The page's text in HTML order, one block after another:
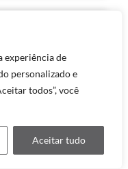
experiência de
personalizado e
todos”, você
Aceitar tudo